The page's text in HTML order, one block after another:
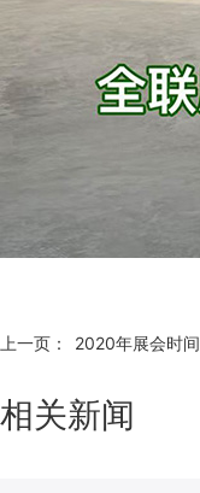
相关新闻
2020年展会时间
上一页：